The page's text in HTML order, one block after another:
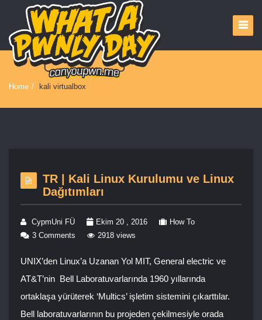
Home / kali virtualbox
TR | Kali Linux Kurulumu ve Linux
Dağıtımları
CypmUni FÜ Ekim 20 , 2016
How To
3 Comments
2918 views
UNIX’den Linux’a Uzanan Yol MIT, General electric ve
AT&T’nin Bell Laboratuvarlarında 1960 yıllarında
ortaklaşa yürüterek ‘Multics’ işletim sistemini çıkarttılar.
Bell laboratuvarlarının bu projeden çekilmesiyle orada